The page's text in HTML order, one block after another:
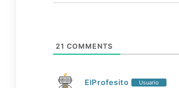
21 COMMENTS
ElProfesito Usuario